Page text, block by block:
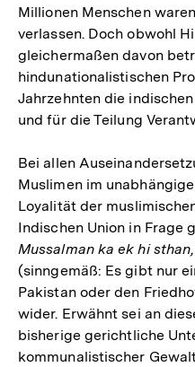
Millionen Menschen
verlassen. Doch obwohl
gleichermaßen davon
hindunationalistischen
Jahrzehnten die
und für die Teilung
Bei allen
Muslimen im
Loyalität der
Indischen Union in Frage
Mussalman ka ek hi
(sinngemäß: Es gibt nur
Pakistan oder den
wider. Erwähnt sei an
bisherige gerichtliche
kommunalistischer